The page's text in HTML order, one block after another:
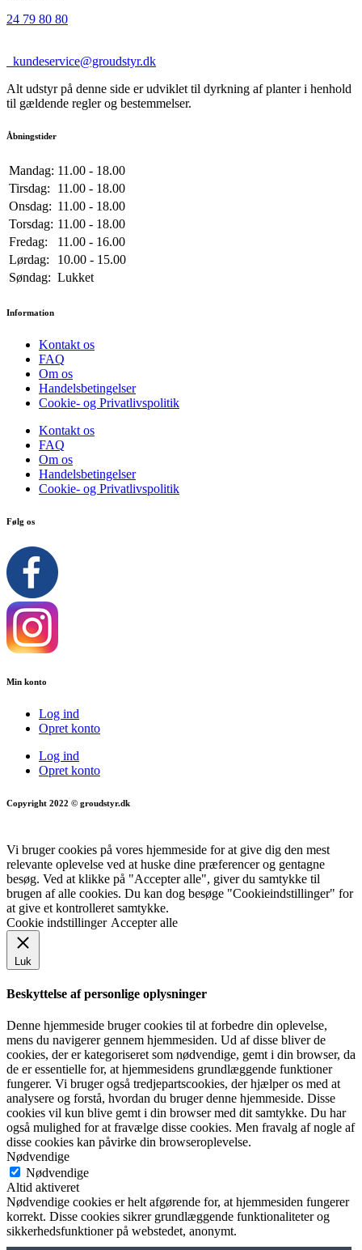
24 79 80 80
kundeservice@groudstyr.dk
Alt udstyr på denne side er udviklet til dyrkning af planter i henhold
til gældende regler og bestemmelser.
Åbningstider
Mandag: 11.00 - 18.00
Tirsdag:
11.00 - 18.00
Onsdag: 11.00 - 18.00
Torsdag: 11.00 - 18.00
Fredag:
11.00 - 16.00
Lørdag:
10.00 - 15.00
Søndag: Lukket
Information
Kontakt os
FAQ
Om os
Handelsbetingelser
Cookie- og Privatlivspolitik
Kontakt os
FAQ
Om os
Handelsbetingelser
Cookie- og Privatlivspolitik
Følg os
Min konto
Log ind
Opret konto
Log ind
Opret konto
Copyright 2022 © groudstyr.dk
Vi bruger cookies på vores hjemmeside for at give dig den mest
relevante oplevelse ved at huske dine præferencer og gentagne
besøg. Ved at klikke på "Accepter alle", giver du samtykke til
brugen af alle cookies. Du kan dog besøge "Cookieindstillinger" for
at give et kontrolleret samtykke.
Cookie indstillinger Accepter alle
Luk
Beskyttelse af personlige oplysninger
Denne hjemmeside bruger cookies til at forbedre din oplevelse,
mens du navigerer gennem hjemmesiden. Ud af disse bliver de
cookies, der er kategoriseret som nødvendige, gemt i din browser, da
de er essentielle for, at hjemmesidens grundlæggende funktioner
fungerer. Vi bruger også tredjepartscookies, der hjælper os med at
analysere og forstå, hvordan du bruger denne hjemmeside. Disse
cookies vil kun blive gemt i din browser med dit samtykke. Du har
også mulighed for at fravælge disse cookies. Men fravalg af nogle af
disse cookies kan påvirke din browseroplevelse.
Nødvendige
Nødvendige
Altid aktiveret
Nødvendige cookies er helt afgørende for, at hjemmesiden fungerer
korrekt. Disse cookies sikrer grundlæggende funktionaliteter og
sikkerhedsfunktioner på webstedet, anonymt.